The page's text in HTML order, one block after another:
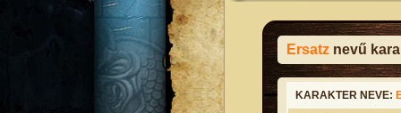
Ersatz nevű
KARAKTER NEVE: